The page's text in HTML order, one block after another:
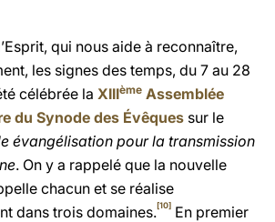
qui nous aide à reconnaître,
les signes des temps, du 7 au 28
célébrée la XIIIème Assemblée
du Synode des Évêques sur le
évangélisation pour la transmission
. On y a rappelé que la nouvelle
chacun et se réalise
dans trois domaines.[10] En premier